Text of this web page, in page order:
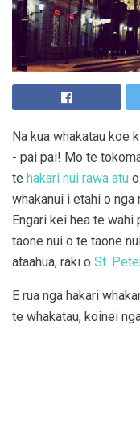
Na kua whakatau koe
- pai pai! Mo te
te hakari nui rawa atu
whakanui i etahi o nga
Engari kei hea te wahi
taone nui o te taone
ataahua, raki o St.
E rua nga hakari
te whakatau, koinei